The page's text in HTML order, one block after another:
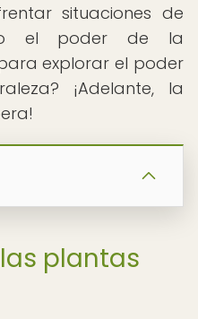
situaciones de
el poder de la
explorar el poder
¡Adelante, la
plantas